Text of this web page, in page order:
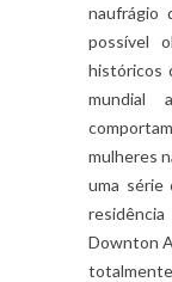
naufrágio
possível
históricos
mundial
mulheres
uma série
Downton
totalmente